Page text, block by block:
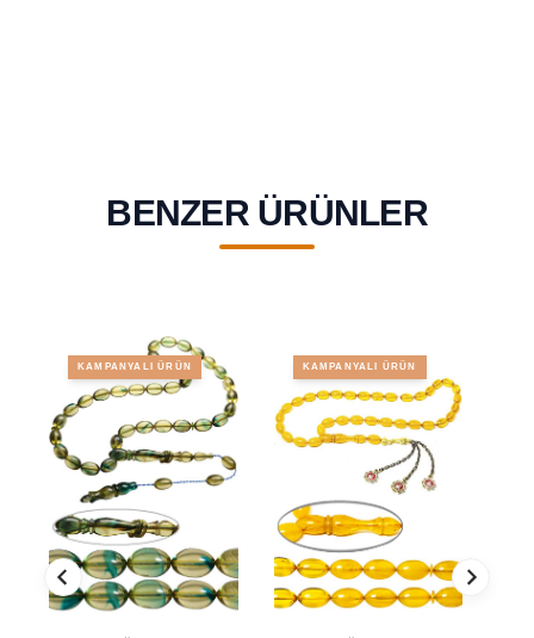
BENZER ÜRÜNLER
KAMPANYALI ÜRÜN KAMPANYALI ÜRÜN